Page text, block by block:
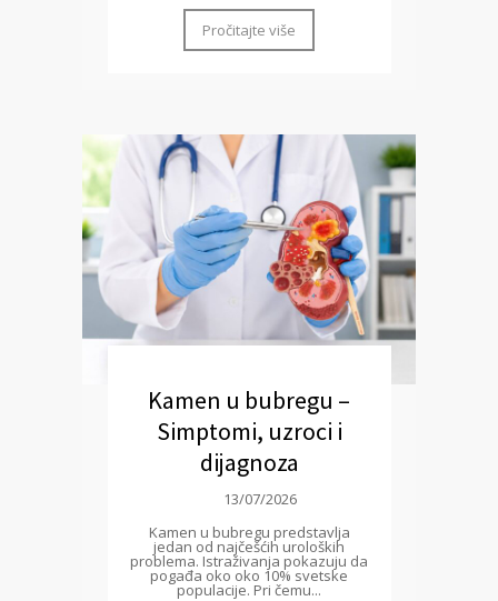
Pročitajte više
Kamen u bubregu –
Simptomi, uzroci i
dijagnoza
13/07/2026
Kamen u bubregu predstavlja
jedan od najčešćih uroloških
problema. Istraživanja pokazuju da
pogađa oko oko 10% svetske
populacije. Pri čemu...